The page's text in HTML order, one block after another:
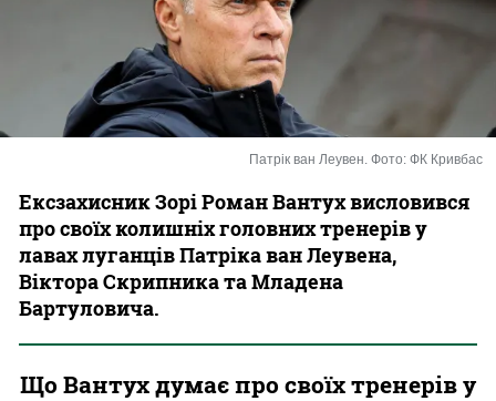
Казино
Патрік ван Леувен. Фото: ФК Кривбас
Ексзахисник Зорі Роман Вантух висловився
про своїх колишніх головних тренерів у
лавах луганців Патріка ван Леувена,
Віктора Скрипника та Младена
Бартуловича.
Що Вантух думає про своїх тренерів у